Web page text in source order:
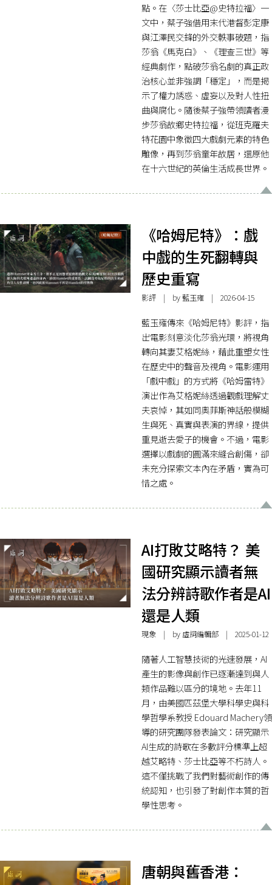
點。在〈莎士比亞@史特拉福〉一
文中，蔡子強借用末代港督彭定康
與江澤民交鋒的外交軼事破題，指
莎翁《馬克白》、《理查三世》等
經典劇作，點破莎翁名劇的真正政
治核心並非強調「穩定」，而是揭
示了權力誘惑、虛妄以及對人性扭
曲與腐化。隨後蔡子強帶領讀者漫
步莎翁故鄉史特拉福，從班克羅夫
特花園中象徵四大戲劇元素的特色
雕像，再到莎翁童年故居，還原他
在十六世紀的英倫生活成長世界。
《哈姆尼特》：戲
中戲的生死翻轉與
歷史重寫
影評| by藍玉雍| 2026-04-15
藍玉雍傳來《哈姆尼特》影評，指
出電影刻意淡化莎翁光環，將視角
轉向其妻艾格妮絲，藉此重塑女性
在歷史中的聲音及視角。電影運用
「戲中戲」的方式將《哈姆雷特》
演出作為艾格妮絲透過觀戲理解丈
夫哀悼，其如同奧菲斯神話般模糊
生與死、真實與表演的界線，提供
重見逝去愛子的機會。不過，電影
選擇以戲劇的圓滿來縫合創傷，卻
未充分探索文本內在矛盾，實為可
惜之處。
AI打敗艾略特？ 美
國研究顯示讀者無
法分辨詩歌作者是AI
還是人類
現象| by 虛詞編輯部 | 2025-01-12
隨著人工智慧技術的光速發展，AI
產生的影像與創作已逐漸達到與人
類作品難以區分的境地。去年11
月，由美國匹茲堡大學科學史與科
學哲學系教授 Edouard Machery領
導的研究團隊發表論文：研究顯示
AI生成的詩歌在多數評分標準上超
越艾略特、莎士比亞等不朽詩人。
這不僅挑戰了我們對藝術創作的傳
統認知，也引發了對創作本質的哲
學性思考。
唐朝與舊香港：